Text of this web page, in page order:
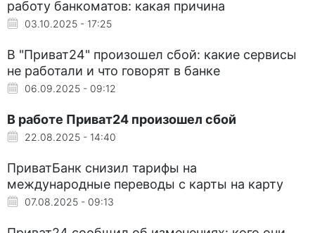
работу банкоматов: какая причина
03.10.2025 - 17:25
В "Приват24" произошел сбой: какие сервисы
не работали и что говорят в банке
06.09.2025 - 09:12
В работе Приват24 произошел сбой
22.08.2025 - 14:40
ПриватБанк снизил тарифы на
международные переводы с карты на карту
07.08.2025 - 09:13